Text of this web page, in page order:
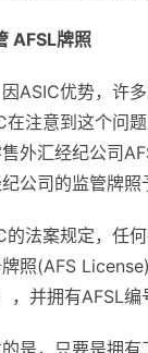
AFSL牌照
ASIC优势，许
在注意到这个问
外汇经纪公司
公司的监管牌照
的法案规定，任
照(AFS
，并拥有AFSL编
是，只要是拥